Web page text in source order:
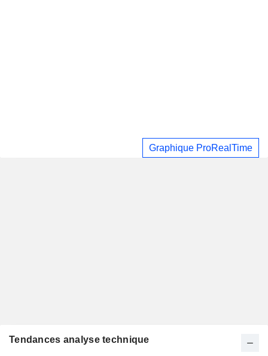
Graphique ProRealTime
Tendances analyse technique